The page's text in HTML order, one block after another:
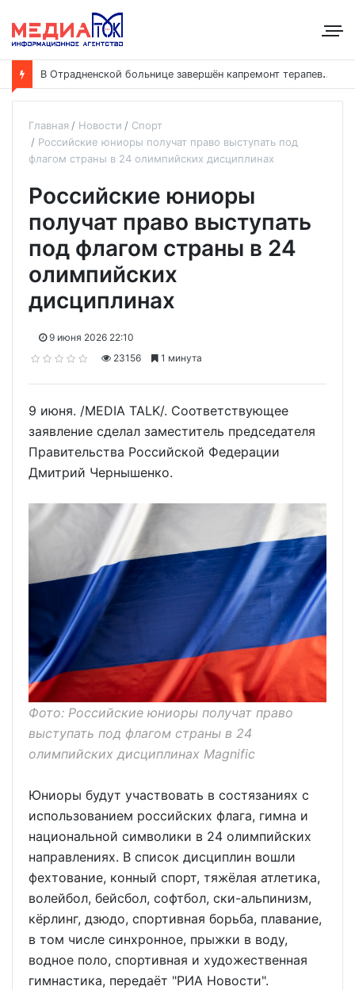
В
Отрадненской больнице завершён капремонт терапевтического корпуса
Главная Новости
Спорт
Российские юниоры получат право выступать под
флагом страны в 24 олимпийских дисциплинах
Российские юниоры
получат право выступать
под флагом страны в 24
олимпийских
дисциплинах
9 июня 2026 22:10
23156
1 минута
9 июня. /MEDIA TALK/. Соответствующее
заявление сделал заместитель председателя
Правительства Российской Федерации
Дмитрий Чернышенко.
Фото: Российские юниоры получат право
выступать под флагом страны в 24
олимпийских дисциплинах Magnific
Юниоры будут участвовать в состязаниях с
использованием российских флага, гимна и
национальной символики в 24 олимпийских
направлениях. В список дисциплин вошли
фехтование, конный спорт, тяжёлая атлетика,
волейбол, бейсбол, софтбол, ски-альпинизм,
кёрлинг, дзюдо, спортивная борьба, плавание,
в том числе синхронное, прыжки в воду,
водное поло, спортивная и художественная
гимнастика, передаёт "РИА Новости".